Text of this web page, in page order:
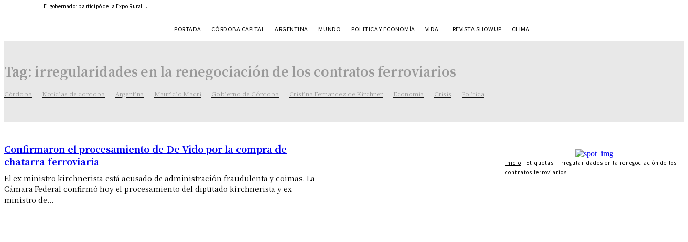
El gobernador participó de la Expo Rural...
PORTADA CÓRDOBA CAPITAL ARGENTINA MUNDO POLITICA Y ECONOMÍA VIDA REVISTA SHOWUP CLIMA
Tag: irregularidades en la renegociación de los contratos ferroviarios
Córdoba Noticias de cordoba Argentina Mauricio Macri Gobierno de Córdoba Cristina Fernandez de Kirchner Economía Crisis Politica
Confirmaron el procesamiento de De Vido por la compra de
chatarra ferroviaria
El ex ministro kirchnerista está acusado de administración fraudulenta y coimas. La
Cámara Federal confirmó hoy el procesamiento del diputado kirchnerista y ex
ministro de...
Inicio Etiquetas
Irregularidades en la renegociación de los
contratos ferroviarios